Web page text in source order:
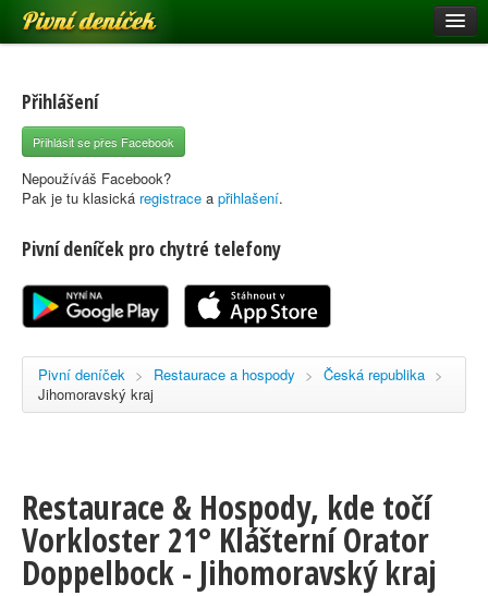
Pivní deníček
Pivní mapa
Pivní značky
Nápověda
Registrace
Přihlášení
Přihlásit se přes Facebook
Nepoužíváš Facebook?
Pak je tu klasická registrace a přihlašení.
Pivní deníček pro chytré telefony
Pivní deníček > Restaurace a hospody > Česká republika >
Jihomoravský kraj
Restaurace & Hospody, kde točí
Vorkloster 21° Klášterní Orator
Doppelbock - Jihomoravský kraj